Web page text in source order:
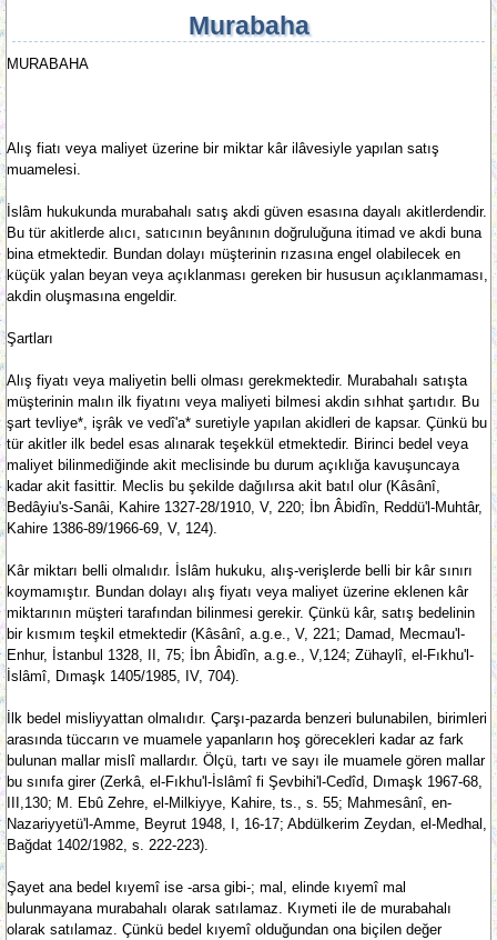
Murabaha
MURABAHA
Alış fiatı veya maliyet üzerine bir miktar kâr ilâvesiyle yapılan satış
muamelesi.
İslâm hukukunda murabahalı satış akdi güven esasına dayalı akitlerdendir.
Bu tür akitlerde alıcı, satıcının beyânının doğruluğuna itimad ve akdi buna
bina etmektedir. Bundan dolayı müşterinin rızasına engel olabilecek en
küçük yalan beyan veya açıklanması gereken bir hususun açıklanmaması,
akdin oluşmasına engeldir.
Şartları
Alış fiyatı veya maliyetin belli olması gerekmektedir. Murabahalı satışta
müşterinin malın ilk fiyatını veya maliyeti bilmesi akdin sıhhat şartıdır. Bu
şart tevliye*, işrâk ve vedî'a* suretiyle yapılan akidleri de kapsar. Çünkü bu
tür akitler ilk bedel esas alınarak teşekkül etmektedir. Birinci bedel veya
maliyet bilinmediğinde akit meclisinde bu durum açıklığa kavuşuncaya
kadar akit fasittir. Meclis bu şekilde dağılırsa akit batıl olur (Kâsânî,
Bedâyiu's-Sanâi, Kahire 1327-28/1910, V, 220; İbn Âbidîn, Reddü'l-Muhtâr,
Kahire 1386-89/1966-69, V, 124).
Kâr miktarı belli olmalıdır. İslâm hukuku, alış-verişlerde belli bir kâr sınırı
koymamıştır. Bundan dolayı alış fiyatı veya maliyet üzerine eklenen kâr
miktarının müşteri tarafından bilinmesi gerekir. Çünkü kâr, satış bedelinin
bir kısmım teşkil etmektedir (Kâsânî, a.g.e., V, 221; Damad, Mecmau'l-
Enhur, İstanbul 1328, II, 75; İbn Âbidîn, a.g.e., V,124; Zühaylî, el-Fıkhu'l-
İslâmî, Dımaşk 1405/1985, IV, 704).
İlk bedel misliyyattan olmalıdır. Çarşı-pazarda benzeri bulunabilen, birimleri
arasında tüccarın ve muamele yapanların hoş görecekleri kadar az fark
bulunan mallar mislî mallardır. Ölçü, tartı ve sayı ile muamele gören mallar
bu sınıfa girer (Zerkâ, el-Fıkhu'l-İslâmî fi Şevbihi'l-Cedîd, Dımaşk 1967-68,
III,130; M. Ebû Zehre, el-Milkiyye, Kahire, ts., s. 55; Mahmesânî, en-
Nazariyyetü'l-Amme, Beyrut 1948, I, 16-17; Abdülkerim Zeydan, el-Medhal,
Bağdat 1402/1982, s. 222-223).
Şayet ana bedel kıyemî ise -arsa gibi-; mal, elinde kıyemî mal
bulunmayana murabahalı olarak satılamaz. Kıymeti ile de murabahalı
olarak satılamaz. Çünkü bedel kıyemî olduğundan ona biçilen değer